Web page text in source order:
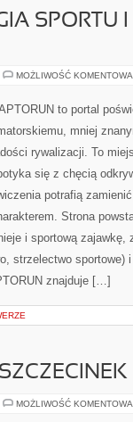
SPORTU
MOŻLIWOŚĆ
to portal
mniej
rywalizacji. To
się z chęcią
potrafią
Strona
i sportową zajawkę,
strzelectwo sportowe)
znajduje […]
MOŻLIWOŚĆ